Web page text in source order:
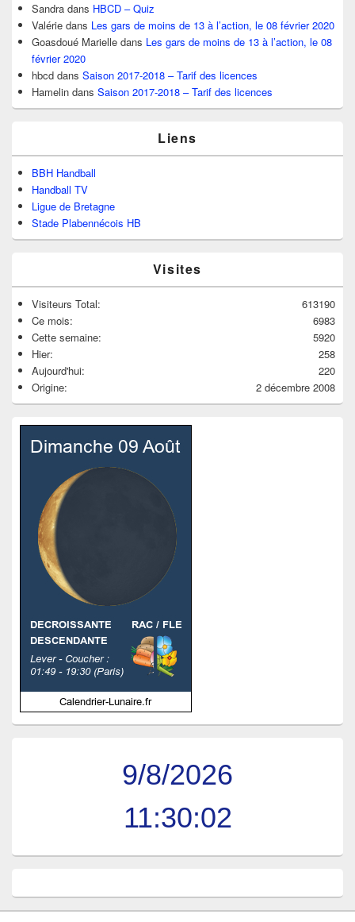
Sandra dans HBCD – Quiz
Valérie dans Les gars de moins de 13 à l’action, le 08 février 2020
Goasdoué Marielle dans Les gars de moins de 13 à l’action, le 08
février 2020
hbcd dans Saison 2017-2018 – Tarif des licences
Hamelin dans Saison 2017-2018 – Tarif des licences
Liens
BBH Handball
Handball TV
Ligue de Bretagne
Stade Plabennécois HB
Visites
613190
Visiteurs Total:
6983
Ce mois:
5920
Cette semaine:
258
Hier:
220
Aujourd'hui:
2 décembre 2008
Origine:
9/8/2026
11:30:03